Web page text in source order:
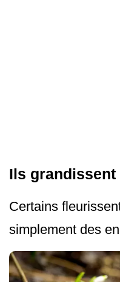
Ils grandissent
Certains
simplement des